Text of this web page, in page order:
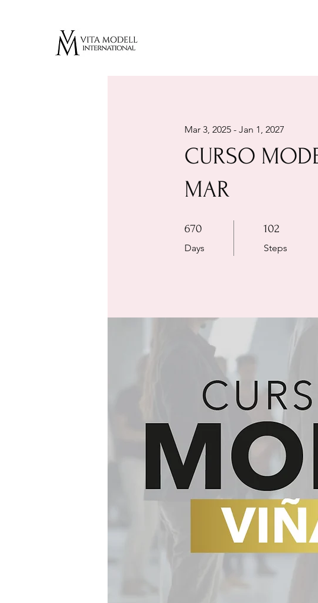
CURSO
MAR
Mar 3, 2025 - Jan 1, 2027
670
Days
670 Days 102
Steps
102 Steps